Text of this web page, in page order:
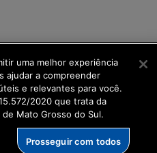
uma melhor experiência
ajudar a compreender
e relevantes para você.
2020 que trata da
Mato Grosso do Sul.
Prosseguir com todos